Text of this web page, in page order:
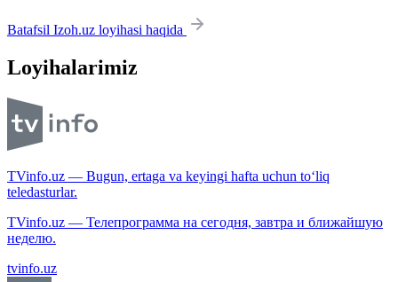
Batafsil Izoh.uz loyihasi haqida
Loyihalarimiz
TVinfo.uz — Bugun, ertaga va keyingi hafta uchun to‘liq
teledasturlar.
TVinfo.uz — Телепрограмма на сегодня, завтра и ближайшую
неделю.
tvinfo.uz